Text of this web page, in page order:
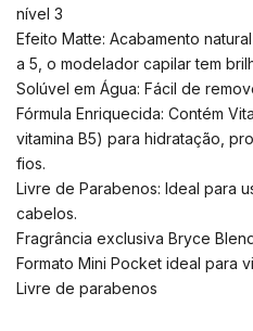
nível 3
Efeito Matte: Acabamento
a 5, o modelador capilar tem
Solúvel em Água: Fácil de
Fórmula Enriquecida: Contém
vitamina B5) para hidratação,
fios.
Livre de Parabenos: Ideal para
cabelos.
Fragrância exclusiva Bryce
Formato Mini Pocket ideal para
Livre de parabenos